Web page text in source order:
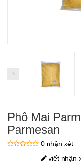
Phô Mai
Parmesan
0 nhận xét
viết nhận